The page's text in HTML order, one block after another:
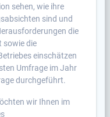
sehen, wie ihre
sind und
die
sowie die
einschätzen
Umfrage im Jahr
durchgeführt.
wir Ihnen im